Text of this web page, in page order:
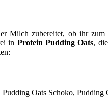
Milch zubereitet, ob ihr zum
in Protein Pudding Oats,